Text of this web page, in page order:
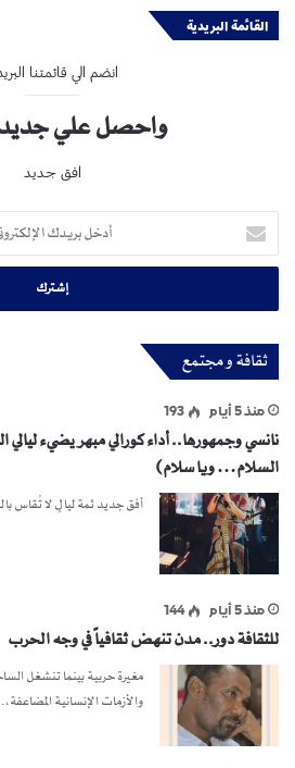
القائمة البريدية
انضم الي قائمتنا
واحصل علي جديد
افق جديد
بريدك
الإلكتروني
ثقافة و مجتمع
منذ 5 أيام 193
نانسي وجمهورها.. أداء كورالي مبهر يضيء
السلام… ويا سلام)
أفق جديد ثمة ليالٍ لا تُقاس
منذ 5 أيام 144
للثقافة دور.. مدن تنهض ثقافياً في وجه الحرب
مغيرة حربية بينما تنشغل
والأزمات الإنسانية